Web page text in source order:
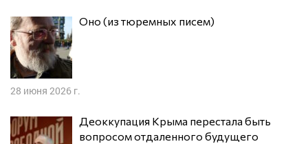
Оно (из тюремных писем)
28 июня 2026 г.
Деоккупация Крыма перестала быть
вопросом отдаленного будущего